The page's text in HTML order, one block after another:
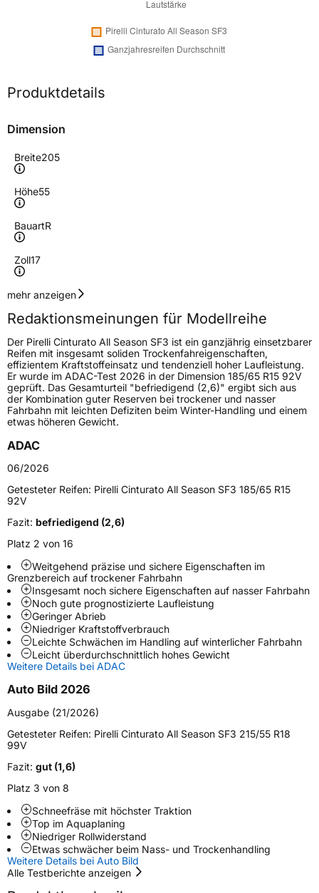
Produktdetails
Dimension
Breite205
Höhe55
BauartR
Zoll17
Geschwindigkeitsindex
Höchstgeschwindigkeit
240 km/h
Lastindex95
Höchstlast690 kg
Gewicht (in kg) 8,625 kg
Fahrzeugtyp
VerwendungGanzjahresreifen
Modellname
FahrzeugartPKW & SUV
Weitere Eigenschaften
SchlauchtypTL
ZustandNeureifen
M+SJa
VerstärktXL
Felgenschutz
EU Label
EffizienzB
NasshaftungA
Rollgeräusch (Klasse)B
mehr anzeigen
Redaktionsmeinungen für Modellreihe
Der Pirelli Cinturato All Season SF3 ist ein ganzjährig einsetzbarer
Reifen mit insgesamt soliden Trockenfahreigenschaften,
effizientem Kraftstoffeinsatz und tendenziell hoher Laufleistung.
Er wurde im ADAC-Test 2026 in der Dimension 185/65 R15 92V
geprüft. Das Gesamturteil "befriedigend (2,6)" ergibt sich aus
der Kombination guter Reserven bei trockener und nasser
Fahrbahn mit leichten Defiziten beim Winter-Handling und einem
etwas höheren Gewicht.
ADAC
06/2026
Getesteter Reifen: Pirelli Cinturato All Season SF3 185/65 R15
92V
Fazit: befriedigend (2,6)
Platz 2 von 16
Weitgehend präzise und sichere Eigenschaften im
Grenzbereich auf trockener Fahrbahn
Insgesamt noch sichere Eigenschaften auf nasser Fahrbahn
Noch gute prognostizierte Laufleistung
Geringer Abrieb
Niedriger Kraftstoffverbrauch
Leichte Schwächen im Handling auf winterlicher Fahrbahn
Leicht überdurchschnittlich hohes Gewicht
Weitere Details bei ADAC
Auto Bild 2026
Ausgabe (21/2026)
Getesteter Reifen: Pirelli Cinturato All Season SF3 215/55 R18
99V
Fazit: gut (1,6)
Platz 3 von 8
Schneefräse mit höchster Traktion
Top im Aquaplaning
Niedriger Rollwiderstand
Etwas schwächer beim Nass- und Trockenhandling
Weitere Details bei Auto Bild
Alle Testberichte anzeigen